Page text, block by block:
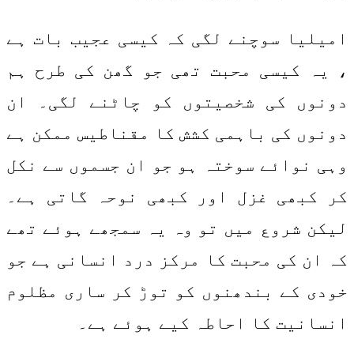
امیلیا سوچنے لگی کہ کیسی عجیب بات ہے
، یہ کیسی محبت تھی جو گھن کی طرح ہم
دونوں کی شخصیتوں کو چاٹنے لگی۔ ان
دونوں کی باہمی کشش کا مقناطیس ممکن ہے
وہی نوائے سوختہ ہو جو ان جسموں سے نکل
کر کبھی غزل اور کبھی نوحہ گاتی ہے۔
لیکن شروع میں تو وہ یہ سمجھے ہوئے تھے
کہ ان کی محبت کا مرکز درد انسانی ہے جو
خودی کے بندھنوں کو توڑ کر ساری مظلوم
انسانیت کا احاطہ کیے ہوئے ہے۔